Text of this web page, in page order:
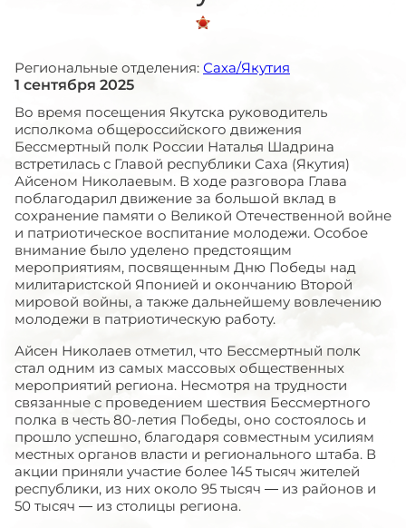
Региональные отделения: Саха/Якутия
1 сентября 2025
Во время посещения Якутска руководитель
исполкома общероссийского движения
Бессмертный полк России Наталья Шадрина
встретилась с Главой республики Саха (Якутия)
Айсеном Николаевым. В ходе разговора Глава
поблагодарил движение за большой вклад в
сохранение памяти о Великой Отечественной войне
и патриотическое воспитание молодежи. Особое
внимание было уделено предстоящим
мероприятиям, посвященным Дню Победы над
милитаристской Японией и окончанию Второй
мировой войны, а также дальнейшему вовлечению
молодежи в патриотическую работу.
Айсен Николаев отметил, что Бессмертный полк
стал одним из самых массовых общественных
мероприятий региона. Несмотря на трудности
связанные с проведением шествия Бессмертного
полка в честь 80-летия Победы, оно состоялось и
прошло успешно, благодаря совместным усилиям
местных органов власти и регионального штаба. В
акции приняли участие более 145 тысяч жителей
республики, из них около 95 тысяч — из районов и
50 тысяч — из столицы региона.